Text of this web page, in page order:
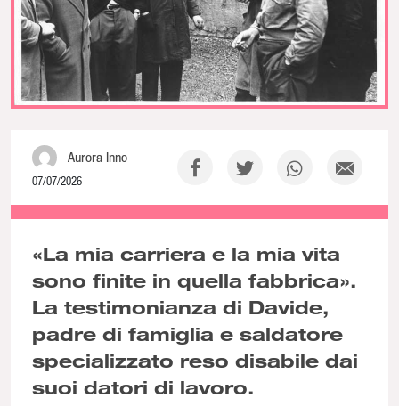
Aurora Inno
07/07/2026
NaN% Complete
«La mia carriera e la mia vita
sono finite in quella fabbrica».
La testimonianza di Davide,
padre di famiglia e saldatore
specializzato reso disabile dai
suoi datori di lavoro.